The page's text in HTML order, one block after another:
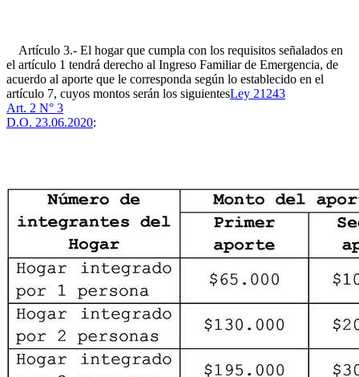
Artículo 3.- El hogar que cumpla con los requisitos señalados en
el artículo 1 tendrá derecho al Ingreso Familiar de Emergencia, de
acuerdo al aporte que le corresponda según lo establecido en el
artículo 7, cuyos montos serán los siguientesLey 21243
Art. 2 N° 3
D.O. 23.06.2020: